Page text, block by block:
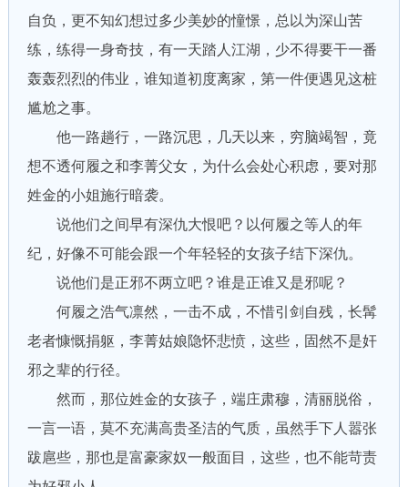
自负，更不知幻想过多少美妙的憧憬，总以为深山苦
练，练得一身奇技，有一天踏人江湖，少不得要干一番
轰轰烈烈的伟业，谁知道初度离家，第一件便遇见这桩
尴尬之事。
他一路趟行，一路沉思，几天以来，穷脑竭智，竟
想不透何履之和李菁父女，为什么会处心积虑，要对那
姓金的小姐施行暗袭。
说他们之间早有深仇大恨吧？以何履之等人的年
纪，好像不可能会跟一个年轻轻的女孩子结下深仇。
说他们是正邪不两立吧？谁是正谁又是邪呢？
何履之浩气凛然，一击不成，不惜引剑自残，长髯
老者慷慨捐躯，李菁姑娘隐怀悲愤，这些，固然不是奸
邪之辈的行径。
然而，那位姓金的女孩子，端庄肃穆，清丽脱俗，
一言一语，莫不充满高贵圣洁的气质，虽然手下人嚣张
跋扈些，那也是富豪家奴一般面目，这些，也不能苛责